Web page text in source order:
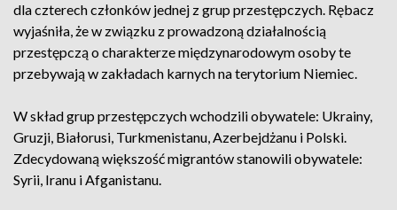
dla czterech członków jednej z grup przestępczych. Rębacz
wyjaśniła, że w związku z prowadzoną działalnością
przestępczą o charakterze międzynarodowym osoby te
przebywają w zakładach karnych na terytorium Niemiec.
W skład grup przestępczych wchodzili obywatele: Ukrainy,
Gruzji, Białorusi, Turkmenistanu, Azerbejdżanu i Polski.
Zdecydowaną większość migrantów stanowili obywatele:
Syrii, Iranu i Afganistanu.